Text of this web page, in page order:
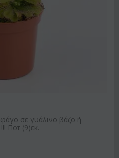
σε γυάλινο βάζο ή
Ποτ (9)εκ.